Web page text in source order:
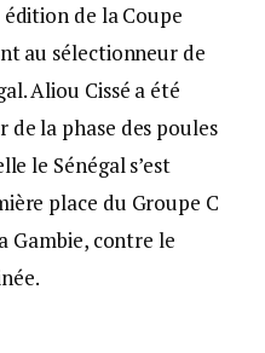
de la Coupe
au sélectionneur de
Aliou Cissé a été
la phase des poules
le Sénégal s’est
place du Groupe C
Gambie, contre le